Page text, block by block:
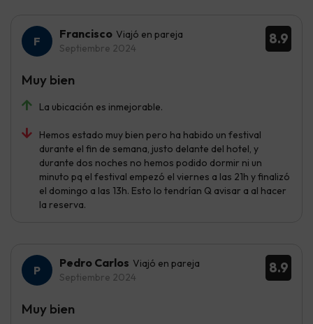
8.9
Francisco Viajó en pareja
Septiembre 2024
La ubicación es inmejorable.
Hemos estado muy bien pero ha habido un festival
durante el fin de semana, justo delante del hotel, y
durante dos noches no hemos podido dormir ni un
minuto pq el festival empezó el viernes a las 21h y finalizó
el domingo a las 13h. Esto lo tendrían Q avisar a al hacer
la reserva.
Muy bien
8.9
Pedro Carlos Viajó en pareja
Septiembre 2024
Muy bien